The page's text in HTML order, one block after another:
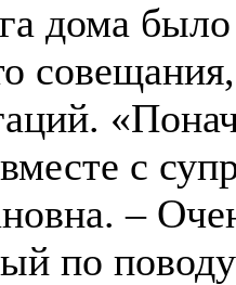
дома
с
–
по